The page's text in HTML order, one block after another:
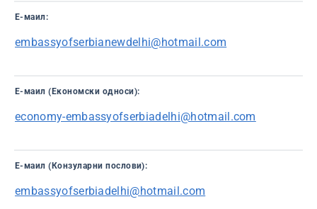
Е-маил:
embassyofserbianewdelhi@hotmail.com
Е-маил (Економски односи):
economy-embassyofserbiadelhi@hotmail.com
Е-маил (Конзуларни послови):
embassyofserbiadelhi@hotmail.com